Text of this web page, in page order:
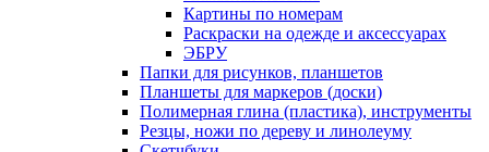
Картины по номерам
Раскраски на одежде и аксессуарах
ЭБРУ
Папки для рисунков, планшетов
Планшеты для маркеров (доски)
Полимерная глина (пластика), инструменты
Резцы, ножи по дереву и линолеуму